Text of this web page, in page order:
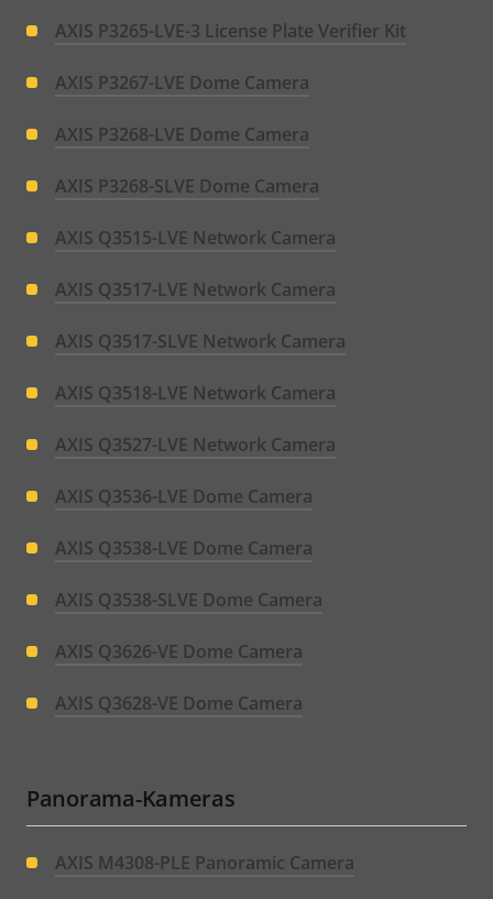
AXIS P3265-LVE-3 License Plate Verifier Kit
AXIS P3267-LVE Dome Camera
AXIS P3268-LVE Dome Camera
AXIS P3268-SLVE Dome Camera
AXIS Q3515-LVE Network Camera
AXIS Q3517-LVE Network Camera
AXIS Q3517-SLVE Network Camera
AXIS Q3518-LVE Network Camera
AXIS Q3527-LVE Network Camera
AXIS Q3536-LVE Dome Camera
AXIS Q3538-LVE Dome Camera
AXIS Q3538-SLVE Dome Camera
AXIS Q3626-VE Dome Camera
AXIS Q3628-VE Dome Camera
Panorama-Kameras
AXIS M4308-PLE Panoramic Camera